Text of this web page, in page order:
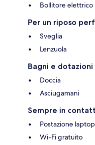
Bollitore elettrico
Per un riposo
Sveglia
Lenzuola
Bagni e dotazioni
Doccia
Asciugamani
Sempre in
Postazione laptop
Wi-Fi gratuito